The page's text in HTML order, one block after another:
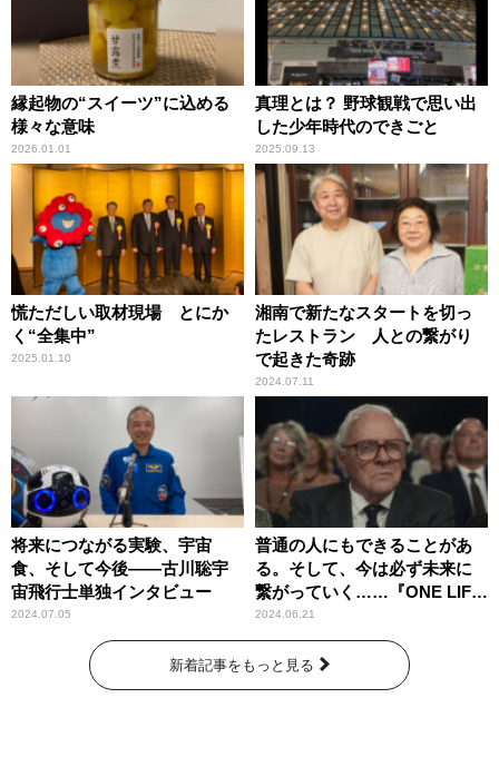
縁起物の“スイーツ”に込める
様々な意味
2026.01.01
真理とは？ 野球観戦で思い出
した少年時代のできごと
2025.09.13
慌ただしい取材現場 とにか
く“全集中”
2025.01.10
湘南で新たなスタートを切っ
たレストラン 人との繋がり
で起きた奇跡
2024.07.11
将来につながる実験、宇宙
食、そして今後――古川聡宇
宙飛行士単独インタビュー
2024.07.05
普通の人にもできることがあ
る。そして、今は必ず未来に
繋がっていく……『ONE LIFE
奇跡が繋いだ6000の命』
2024.06.21
新着記事をもっと見る